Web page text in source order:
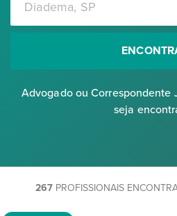
Advogado ou Correspondente
seja
267PROFISSIONAIS